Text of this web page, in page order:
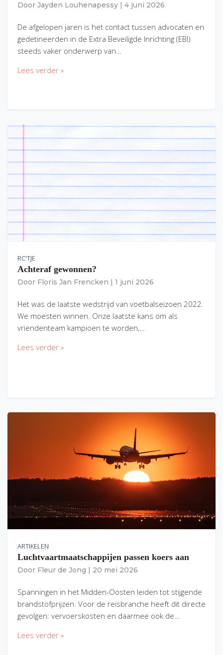
Door Jayden Louhenapessy 4 juni 2026
De afgelopen jaren is het contact tussen advocaten en
gedetineerden in de Extra Beveiligde Inrichting (EBI)
steeds vaker onderwerp van…
Lees verder »
RC'TJE
Achteraf gewonnen?
Door Floris Jan Frencken 1 juni 2026
Het was de laatste wedstrijd van voetbalseizoen 2022.
We moesten winnen. Onze laatste kans om als
vriendenteam kampioen te worden,…
Lees verder »
ARTIKELEN
Luchtvaartmaatschappijen passen koers aan
Door Fleur de Jong 20 mei 2026
Spanningen in het Midden-Oosten leiden tot stijgende
brandstofprijzen. Voor de reisbranche heeft dit directe
gevolgen: vervoerskosten en daarmee ook de…
Lees verder »